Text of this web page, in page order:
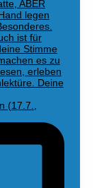
(17.7.,